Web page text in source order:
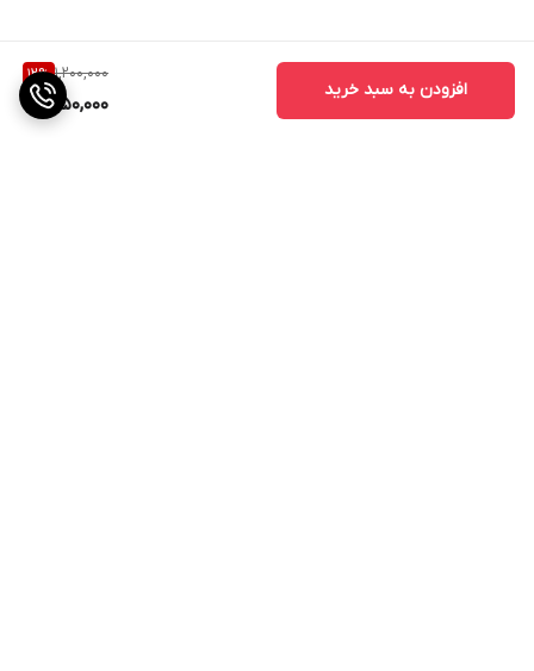
1,200,000
12%
1,050,000
افزودن به سبد خرید